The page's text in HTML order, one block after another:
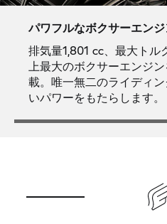
パワフルなボクサーエン
排気量1,801 cc、最大ト
上最大のボクサーエンジ
載。唯一無二のライディ
いパワーをもたらします。